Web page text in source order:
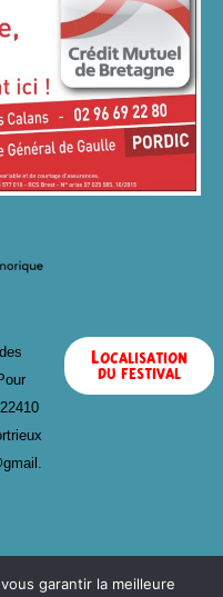
22410
Localisation
du festival
garantir la meilleure